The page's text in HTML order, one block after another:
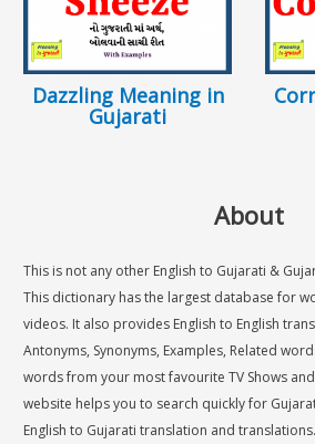
Dazzling Meaning in
Gujarati
About
This is not any other English to Gujarati &
This dictionary has the largest database for
videos. It also provides English to English
Antonyms, Synonyms, Examples, Related
words from your most favourite TV Shows
website helps you to search quickly for
English to Gujarati translation and